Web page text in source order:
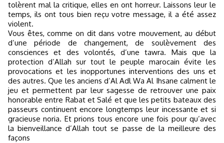
tolèrent mal la critique, elles en ont horreur. Laissons leur le
temps, ils ont tous bien reçu votre message, il a été assez
violent.
Vous êtes, comme on dit dans votre mouvement, au début
d’une période de changement, de soulèvement des
consciences et des volontés, d’une tawra. Mais que la
protection d’Allah sur tout le peuple marocain évite les
provocations et les inopportunes interventions des uns et
des autres. Que les anciens d’Al Adl Wa Al Ihsane calment le
jeu et permettent par leur sagesse de retrouver une paix
honorable entre Rabat et Salé et que les petits bateaux des
passeurs continuent encore longtemps leur incessante et si
gracieuse noria. Et prions tous encore une fois pour qu’avec
la bienveillance d’Allah tout se passe de la meilleure des
façons